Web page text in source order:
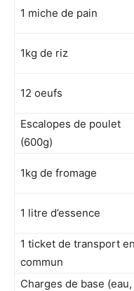
1 miche de pain
1kg de riz
12 oeufs
Escalopes de poulet
(600g)
1kg de fromage
1 litre d’essence
1 ticket de transport en
commun
Charges de base (eau,